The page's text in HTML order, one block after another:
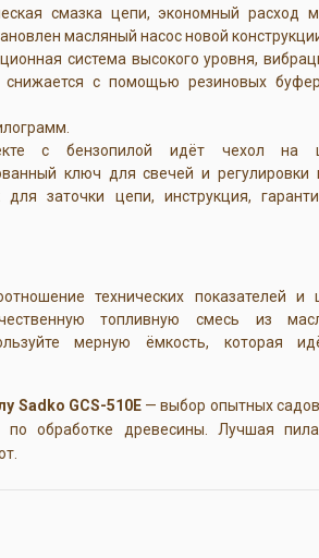
смазка цепи, экономный расход
масляный насос новой
система высокого уровня,
снижается с помощью резиновых
с бензопилой идёт чехол на
ключ для свечей и регулировки
для заточки цепи, инструкция,
технических показателей и
топливную смесь из
мерную ёмкость, которая
Sadko GCS-510E — выбор опытных
по обработке древесины. Лучшая